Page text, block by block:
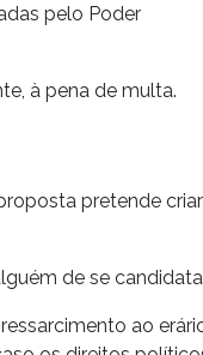
pelo Poder
à pena de multa.
pretende criar
de se
ao